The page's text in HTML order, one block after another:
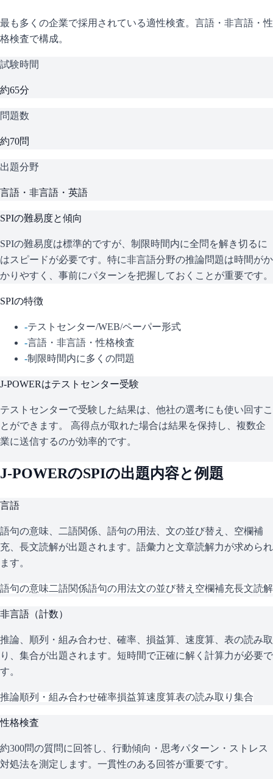
最も多くの企業で採用されている適性検査。言語・非言語・性
格検査で構成。
試験時間
約65分
問題数
約70問
出題分野
言語・非言語・英語
SPIの難易度と傾向
SPIの難易度は標準的ですが、制限時間内に全問を解き切るに
はスピードが必要です。特に非言語分野の推論問題は時間がか
かりやすく、事前にパターンを把握しておくことが重要です。
SPIの特徴
-テストセンター/WEB/ペーパー形式
-言語・非言語・性格検査
-制限時間内に多くの問題
J-POWERはテストセンター受験
テストセンターで受験した結果は、他社の選考にも使い回すこ
とができます。 高得点が取れた場合は結果を保持し、複数企
業に送信するのが効率的です。
J-POWERのSPIの出題内容と例題
言語
語句の意味、二語関係、語句の用法、文の並び替え、空欄補
充、長文読解が出題されます。語彙力と文章読解力が求められ
ます。
語句の意味二語関係語句の用法文の並び替え 空欄補充長文読解
非言語（計数）
推論、順列・組み合わせ、確率、損益算、速度算、表の読み取
り、集合が出題されます。短時間で正確に解く計算力が必要で
す。
推論順列・組み合わせ確率損益算速度算表の読み取り 集合
性格検査
約300問の質問に回答し、行動傾向・思考パターン・ストレス
対処法を測定します。一貫性のある回答が重要です。